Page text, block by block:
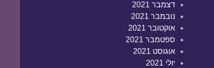
דצמבר 2021
נובמבר 2021
אוקטובר 2021
ספטמבר 2021
אוגוסט 2021
יולי 2021